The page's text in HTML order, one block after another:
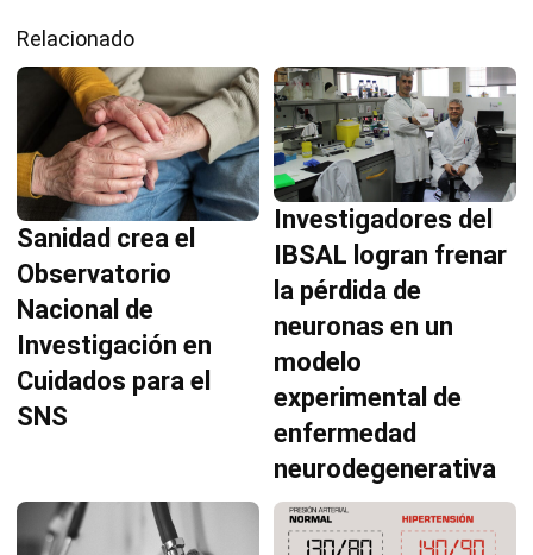
Relacionado
Sanidad crea el
Observatorio
Nacional de
Investigación en
Cuidados para el
SNS
Investigadores del
IBSAL logran frenar
la pérdida de
neuronas en un
modelo
experimental de
enfermedad
neurodegenerativa